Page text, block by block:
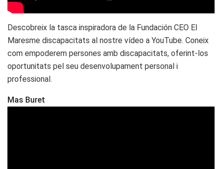
Descobreix la tasca inspiradora de la Fundación CEO El
Maresme discapacitats al nostre vídeo a YouTube. Coneix
com empoderem persones amb discapacitats, oferint-los
oportunitats pel seu desenvolupament personal i
professional.
Mas Buret